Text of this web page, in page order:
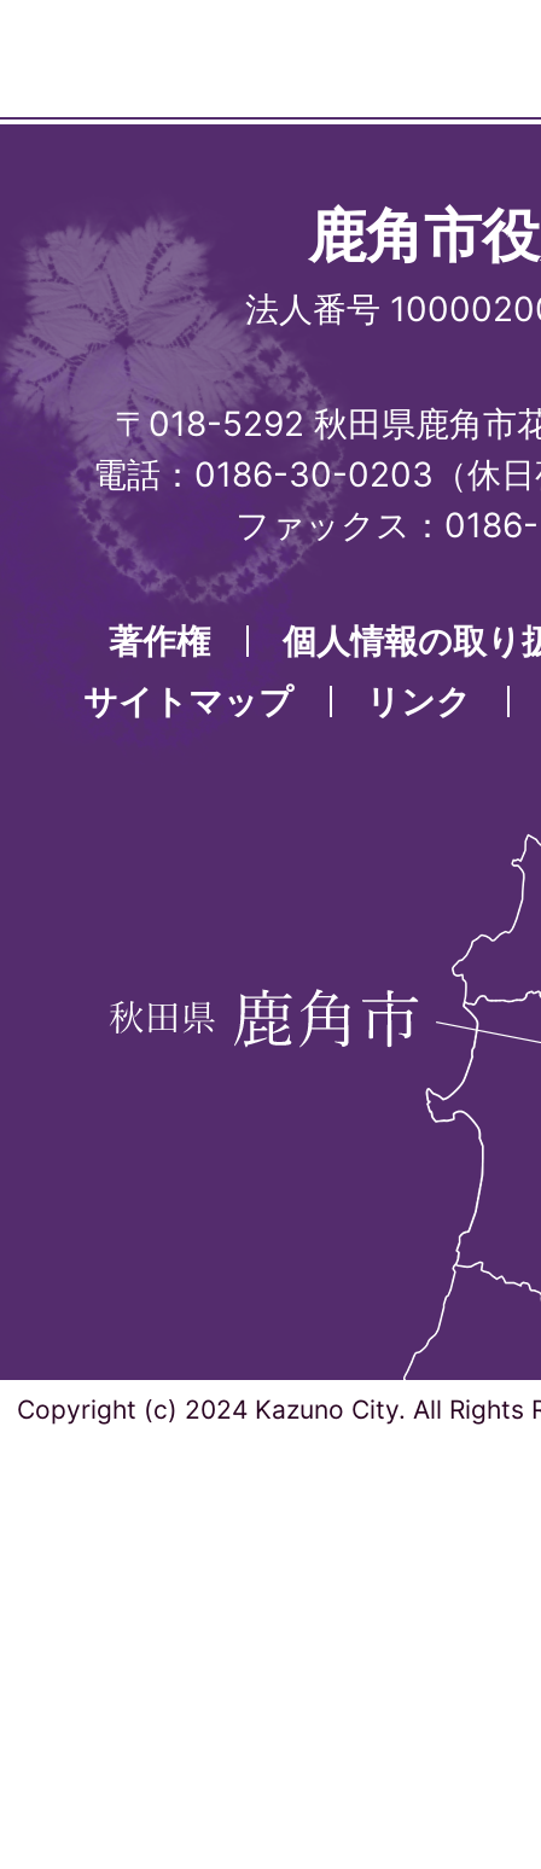
鹿角市
法人番号
〒018-5292 秋田県鹿角市
電話：0186-30-0203（休
ファックス：
著作権
個人情報の取り
サイトマップ
リンク
Copyright (c) 2024 Kazuno City. All Rights